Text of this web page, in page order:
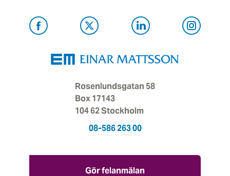
Rosenlundsgatan 58
Box 17143
104 62 Stockholm
08-586 263 00
Gör felanmälan